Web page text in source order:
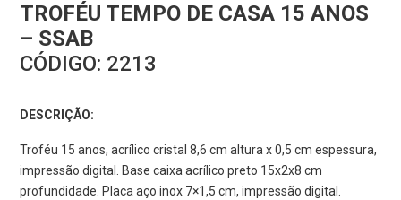
TROFÉU TEMPO DE CASA 15 ANOS
– SSAB
CÓDIGO: 2213
DESCRIÇÃO:
Troféu 15 anos, acrílico cristal 8,6 cm altura x 0,5 cm espessura,
impressão digital. Base caixa acrílico preto 15x2x8 cm
profundidade. Placa aço inox 7×1,5 cm, impressão digital.